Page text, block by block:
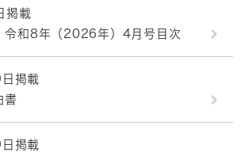
掲載
和8年（2026年）4月号目次
掲載
書
掲載